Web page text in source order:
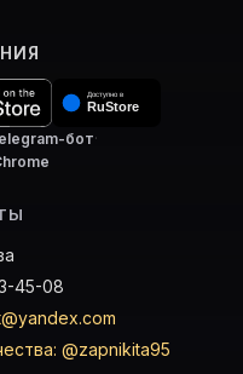
бот·
45-08
@zapnikita95